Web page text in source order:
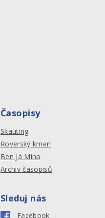
Časopisy
Skauting
Roverský kmen
Ben Já Mína
Archiv časopisů
Sleduj nás
Facebook